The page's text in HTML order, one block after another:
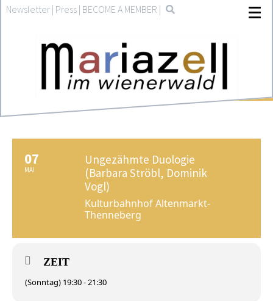
Newsletter | Press | BECOME A MEMBER |
07
MAI
Ungezähmte Duologie
(Barbara Ströbl, Dominik
Vogl)
Kulturbahnhof Altenmarkt-
Thenneberg
ZEIT
(Sonntag) 19:30 - 21:30